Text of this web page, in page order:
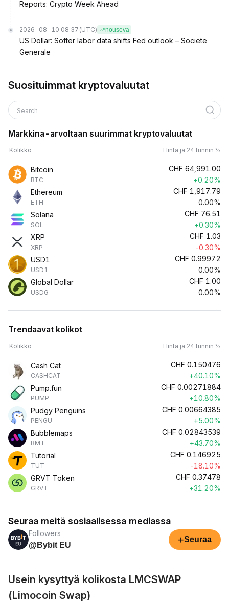
Reports: Crypto Week Ahead
2026-08-10 08:37 (UTC) nouseva
US Dollar: Softer labor data shifts Fed outlook – Societe
Generale
Suosituimmat kryptovaluutat
Search
Markkina-arvoltaan suurimmat kryptovaluutat
Kolikko Hinta ja 24 tunnin %
Bitcoin
BTC
CHF 64,991.00
+0.20%
Ethereum
ETH
CHF 1,917.79
0.00%
Solana
SOL
CHF 76.51
+0.30%
XRP
XRP
CHF 1.03
-0.30%
USD1
USD1
CHF 0.99972
0.00%
Global Dollar
USDG
CHF 1.00
0.00%
Trendaavat kolikot
Kolikko Hinta ja 24 tunnin %
Cash Cat
CASHCAT
CHF 0.150476
+40.10%
Pump.fun
PUMP
CHF 0.00271884
+10.80%
Pudgy Penguins
PENGU
CHF 0.00664385
+5.00%
Bubblemaps
BMT
CHF 0.02843539
+43.70%
Tutorial
TUT
CHF 0.146925
-18.10%
GRVT Token
GRVT
CHF 0.37478
+31.20%
Seuraa meitä sosiaalisessa mediassa
Followers
@Bybit EU
+Seuraa
Usein kysyttyä kolikosta LMCSWAP
(Limocoin Swap)